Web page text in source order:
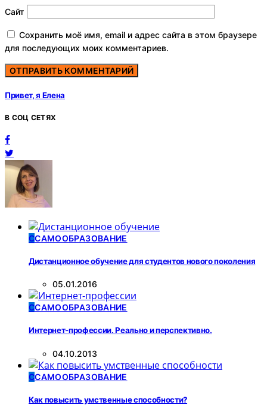
Сайт
Сохранить моё имя, email и адрес сайта в этом браузере
для последующих моих комментариев.
Привет, я Елена
В СОЦ СЕТЯХ
ССАМООБРАЗОВАНИЕ
Дистанционное обучение для студентов нового поколения
05.01.2016
ССАМООБРАЗОВАНИЕ
Интернет-профессии. Реально и перспективно.
04.10.2013
ССАМООБРАЗОВАНИЕ
Как повысить умственные способности?